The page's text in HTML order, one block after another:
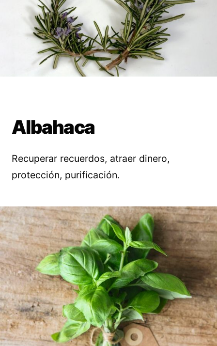
Albahaca
Recuperar recuerdos, atraer dinero,
protección, purificación.